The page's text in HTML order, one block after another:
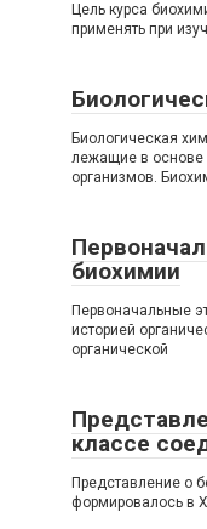
Цель курса
применять при
Биологическая
лежащие в основе
организмов.
биохимии
Первоначальные
историей
органической
классе
Представление о
формировалось в